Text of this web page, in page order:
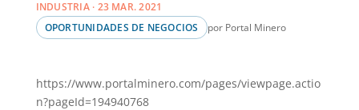
INDUSTRIA · 23 MAR. 2021
OPORTUNIDADES DE NEGOCIOS
por Portal Minero
https://www.portalminero.com/pages/viewpage.actio
n?pageId=194940768